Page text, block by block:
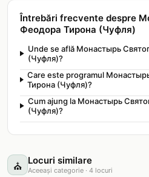
Întrebări frecvente despre
Феодора Тирона (Чуфля)
Unde se află Монастырь
(Чуфля)?
Care este programul
Тирона (Чуфля)?
Cum ajung la Монастырь
(Чуфля)?
⛪ Locuri similare
Aceeași categorie · 4 locuri